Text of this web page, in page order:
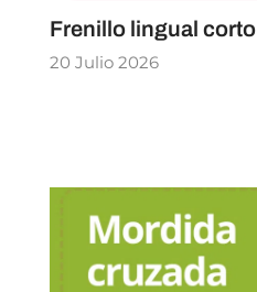
Frenillo lingual corto
20 Julio 2026